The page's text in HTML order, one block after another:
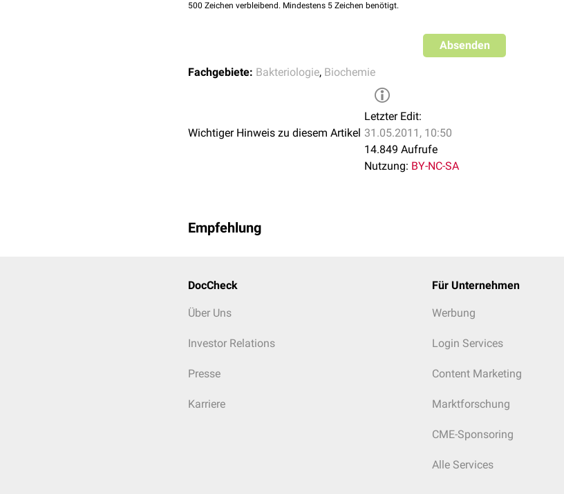
bezeichnet.
ChemotaxisvonGranulozyten
Basalmembranzugesprochen.
500 Zeichen verbleibend. Mindestens 5 Zeichen benötigt.
Absenden
Fachgebiete: Bakteriologie, Biochemie
Wichtiger Hinweis zu diesem Artikel
Letzter Edit:
31.05.2011, 10:50
14.849 Aufrufe
Nutzung: BY-NC-SA
Empfehlung
DocCheck
Über Uns
Investor Relations
Presse
Karriere
Für Unternehmen
Werbung
Login Services
Content Marketing
Marktforschung
CME-Sponsoring
Alle Services